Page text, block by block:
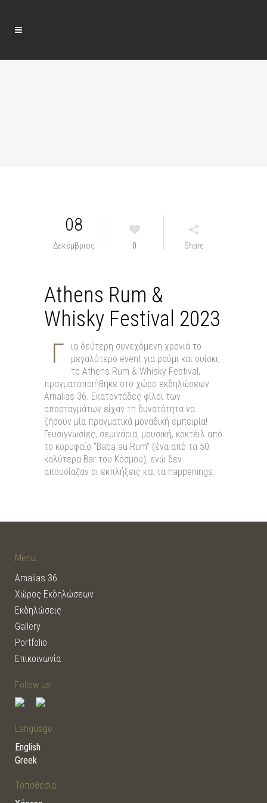
08
Δεκέμβριος 0 Share
Athens Rum &
Whisky Festival 2023
Γ
ια δεύτερη συνεχόμενη χρονιά το
μεγαλύτερο event για ρούμι και ουίσκι,
το Athens Rum & Whisky Festival,
πραγματοποιήθηκε στο χώρο εκδηλώσεων
Amalias 36. Εκατοντάδες φίλοι των
αποσταγμάτων είχαν τη δυνατότητα να
ζήσουν μία πραγματικά μοναδική εμπειρία!
Γευσιγνωσίες, σεμινάρια, μουσική, κοκτέιλ από
το κορυφαίο “Baba au Rum” (ένα από τα 50
καλύτερα Bar του Κόσμου), ενώ δεν
απουσίαζαν οι εκπλήξεις και τα happenings.
Menu:
Amalias 36
Χώρος Εκδηλώσεων
Εκδηλώσεις
Gallery
Portfolio
Επικοινωνία
Follow us:
Language:
English
Greek
Τοποθεσία: